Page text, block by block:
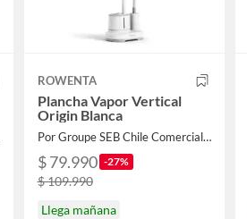
ROWENTA
Plancha Vapor Vertical
Origin Blanca
Por Groupe SEB Chile Comercial Limitada
$ 79.990 -27%
$ 109.990
Llega mañana